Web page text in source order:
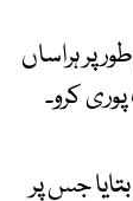
پر ہراساں
کرو۔
جس پر